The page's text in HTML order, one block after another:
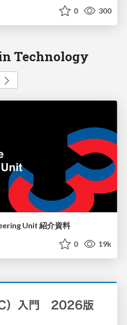
0 300
Technology
Unit 紹介資料
0 19k